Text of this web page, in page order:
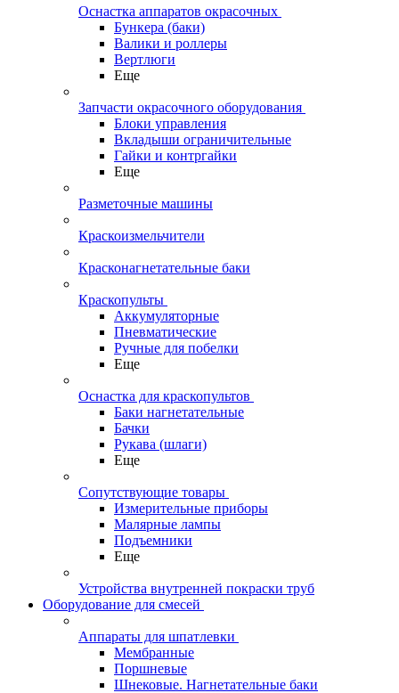
Оснастка аппаратов окрасочных
Бункера (баки)
Валики и роллеры
Вертлюги
Еще
Запчасти окрасочного оборудования
Блоки управления
Вкладыши ограничительные
Гайки и контргайки
Еще
Разметочные машины
Краскоизмельчители
Красконагнетательные баки
Краскопульты
Аккумуляторные
Пневматические
Ручные для побелки
Еще
Оснастка для краскопультов
Баки нагнетательные
Бачки
Рукава (шлаги)
Еще
Сопутствующие товары
Измерительные приборы
Малярные лампы
Подъемники
Еще
Устройства внутренней покраски труб
Оборудование для смесей
Аппараты для шпатлевки
Мембранные
Поршневые
Шнековые. Нагнетательные баки